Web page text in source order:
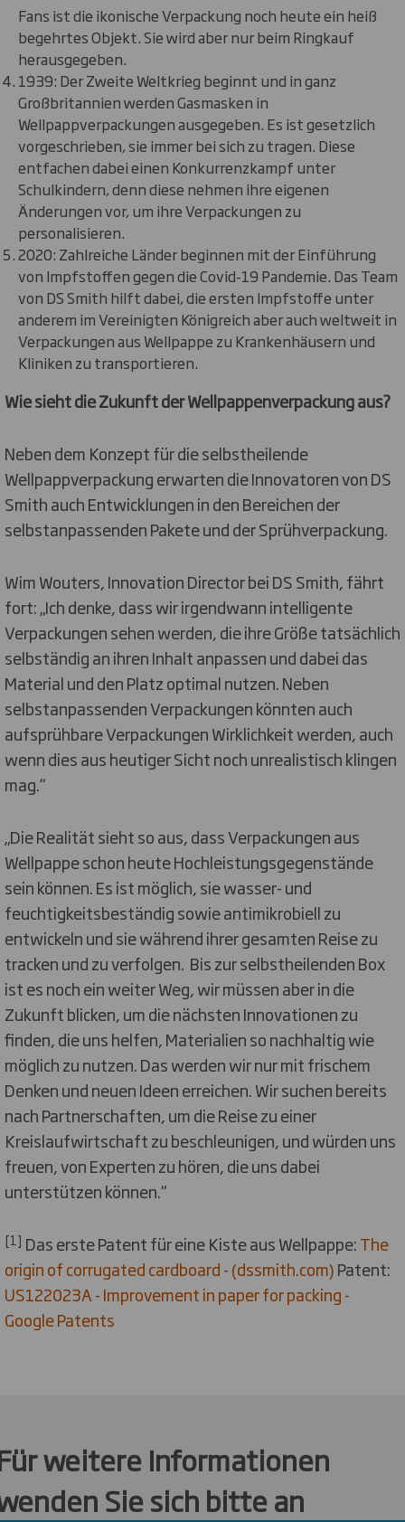
Fans ist die ikonische Verpackung noch heute ein heiß
begehrtes Objekt. Sie wird aber nur beim Ringkauf
herausgegeben.
1939: Der Zweite Weltkrieg beginnt und in ganz
Großbritannien werden Gasmasken in
Wellpappverpackungen ausgegeben. Es ist gesetzlich
vorgeschrieben, sie immer bei sich zu tragen. Diese
entfachen dabei einen Konkurrenzkampf unter
Schulkindern, denn diese nehmen ihre eigenen
Änderungen vor, um ihre Verpackungen zu
personalisieren.
2020: Zahlreiche Länder beginnen mit der Einführung
von Impfstoffen gegen die Covid-19 Pandemie. Das Team
von DS Smith hilft dabei, die ersten Impfstoffe unter
anderem im Vereinigten Königreich aber auch weltweit in
Verpackungen aus Wellpappe zu Krankenhäusern und
Kliniken zu transportieren.
Wie sieht die Zukunft der Wellpappenverpackung aus?
Neben dem Konzept für die selbstheilende
Wellpappverpackung erwarten die Innovatoren von DS
Smith auch Entwicklungen in den Bereichen der
selbstanpassenden Pakete und der Sprühverpackung.
Wim Wouters, Innovation Director bei DS Smith, fährt
fort: „Ich denke, dass wir irgendwann intelligente
Verpackungen sehen werden, die ihre Größe tatsächlich
selbständig an ihren Inhalt anpassen und dabei das
Material und den Platz optimal nutzen. Neben
selbstanpassenden Verpackungen könnten auch
aufsprühbare Verpackungen Wirklichkeit werden, auch
wenn dies aus heutiger Sicht noch unrealistisch klingen
mag.“
„Die Realität sieht so aus, dass Verpackungen aus
Wellpappe schon heute Hochleistungsgegenstände
sein können. Es ist möglich, sie wasser- und
feuchtigkeitsbeständig sowie antimikrobiell zu
entwickeln und sie während ihrer gesamten Reise zu
tracken und zu verfolgen. Bis zur selbstheilenden Box
ist es noch ein weiter Weg, wir müssen aber in die
Zukunft blicken, um die nächsten Innovationen zu
finden, die uns helfen, Materialien so nachhaltig wie
möglich zu nutzen. Das werden wir nur mit frischem
Denken und neuen Ideen erreichen. Wir suchen bereits
nach Partnerschaften, um die Reise zu einer
Kreislaufwirtschaft zu beschleunigen, und würden uns
freuen, von Experten zu hören, die uns dabei
unterstützen können.“
[1] Das erste Patent für eine Kiste aus Wellpappe:The
origin of corrugated cardboard - (dssmith.com)Patent:
US122023A - Improvement in paper for packing -
Google Patents
weitere Informationen
Sie sich bitte an